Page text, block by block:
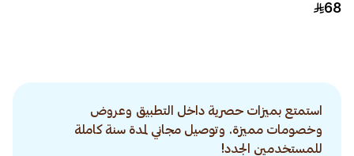
68
استمتع بميزات حصرية داخل التطبيق وعروض
وخصومات مميزة. وتوصيل مجاني لمدة سنة كاملة
للمستخدمين الجدد!